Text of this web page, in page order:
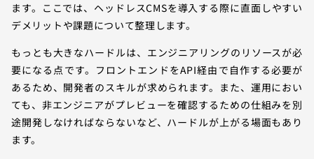
ます。ここでは、ヘッドレスCMSを導入する際に直面しやすい
デメリットや課題について整理します。
もっとも大きなハードルは、エンジニアリングのリソースが必
要になる点です。フロントエンドをAPI経由で自作する必要が
あるため、開発者のスキルが求められます。また、運用におい
ても、非エンジニアがプレビューを確認するための仕組みを別
途開発しなければならないなど、ハードルが上がる場面もあり
ます。